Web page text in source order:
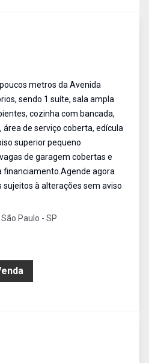
metros da Avenida
sendo 1 suíte, sala ampla
cozinha com bancada,
área de serviço coberta, edícula
superior pequeno
de garagem cobertas e
agora
à alterações sem aviso
Paulo - SP